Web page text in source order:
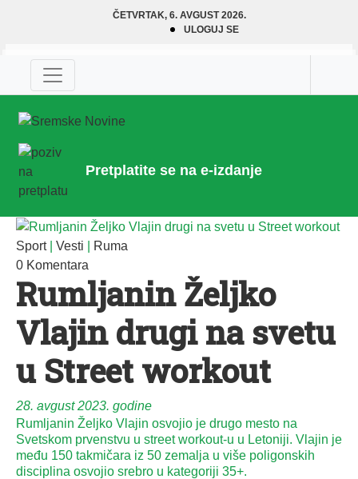
ČETVRTAK, 6. AVGUST 2026.
ULOGUJ SE
Pretplatite se na e-izdanje
Sport| Vesti
Ruma
0 Komentara
Rumljanin Željko
Vlajin drugi na svetu
u Street workout
28. avgust 2023. godine
Rumljanin Željko Vlajin osvojio je drugo mesto na
Svetskom prvenstvu u street workout-u u Letoniji. Vlajin je
među 150 takmičara iz 50 zemalja u više poligonskih
disciplina osvojio srebro u kategoriji 35+.